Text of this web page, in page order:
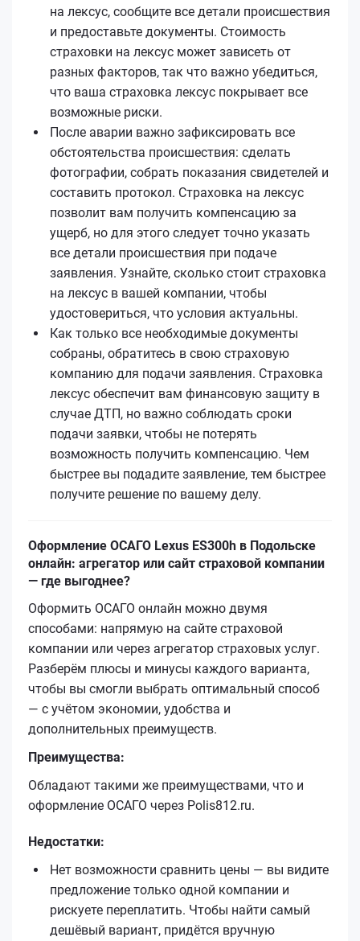
на лексус, сообщите все детали происшествия
и предоставьте документы. Стоимость
страховки на лексус может зависеть от
разных факторов, так что важно убедиться,
что ваша страховка лексус покрывает все
возможные риски.
После аварии важно зафиксировать все
обстоятельства происшествия: сделать
фотографии, собрать показания свидетелей и
составить протокол. Страховка на лексус
позволит вам получить компенсацию за
ущерб, но для этого следует точно указать
все детали происшествия при подаче
заявления. Узнайте, сколько стоит страховка
на лексус в вашей компании, чтобы
удостовериться, что условия актуальны.
Как только все необходимые документы
собраны, обратитесь в свою страховую
компанию для подачи заявления. Страховка
лексус обеспечит вам финансовую защиту в
случае ДТП, но важно соблюдать сроки
подачи заявки, чтобы не потерять
возможность получить компенсацию. Чем
быстрее вы подадите заявление, тем быстрее
получите решение по вашему делу.
Оформление ОСАГО Lexus ES300h в Подольске
онлайн: агрегатор или сайт страховой компании
— где выгоднее?
Оформить ОСАГО онлайн можно двумя
способами: напрямую на сайте страховой
компании или через агрегатор страховых услуг.
Разберём плюсы и минусы каждого варианта,
чтобы вы смогли выбрать оптимальный способ
— с учётом экономии, удобства и
дополнительных преимуществ.
Преимущества:
Обладают такими же преимуществами, что и
оформление ОСАГО через Polis812.ru.
Недостатки:
Нет возможности сравнить цены — вы видите
предложение только одной компании и
рискуете переплатить. Чтобы найти самый
дешёвый вариант, придётся вручную